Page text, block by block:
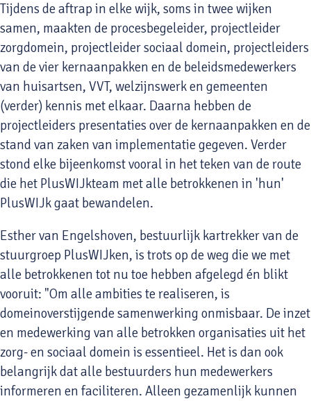
Tijdens de aftrap in elke wijk, soms in twee wijken
samen, maakten de procesbegeleider, projectleider
zorgdomein, projectleider sociaal domein, projectleiders
van de vier kernaanpakken en de beleidsmedewerkers
van huisartsen, VVT, welzijnswerk en gemeenten
(verder) kennis met elkaar. Daarna hebben de
projectleiders presentaties over de kernaanpakken en de
stand van zaken van implementatie gegeven. Verder
stond elke bijeenkomst vooral in het teken van de route
die het PlusWIJkteam met alle betrokkenen in 'hun'
PlusWIJk gaat bewandelen.
Esther van Engelshoven, bestuurlijk kartrekker van de
stuurgroep PlusWIJken, is trots op de weg die we met
alle betrokkenen tot nu toe hebben afgelegd én blikt
vooruit: "Om alle ambities te realiseren, is
domeinoverstijgende samenwerking onmisbaar. De inzet
en medewerking van alle betrokken organisaties uit het
zorg- en sociaal domein is essentieel. Het is dan ook
belangrijk dat alle bestuurders hun medewerkers
informeren en faciliteren. Alleen gezamenlijk kunnen